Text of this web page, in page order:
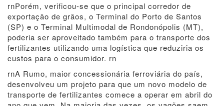
rnPorém, verificou-se que o principal corredor de
exportação de grãos, o Terminal do Porto de Santos
(SP) e o Terminal Multimodal de Rondonópolis (MT),
poderia ser aproveitado também para o transporte dos
fertilizantes utilizando uma logística que reduziria os
custos para o consumidor. rn
rnA Rumo, maior concessionária ferroviária do país,
desenvolveu um projeto para que um novo modelo de
transporte de fertilizantes comece a operar em abril do